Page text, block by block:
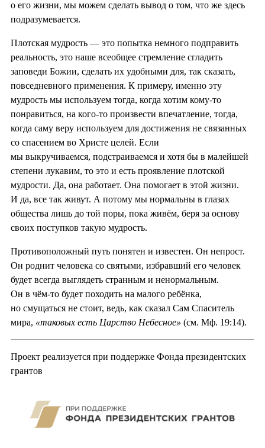
о его жизни, мы можем сделать вывод о том, что же здесь
подразумевается.
Плотская мудрость — это попытка немного подправить
реальность, это наше всеобщее стремление сгладить
заповеди Божии, сделать их удобными для, так сказать,
повседневного применения. К примеру, именно эту
мудрость мы используем тогда, когда хотим кому-то
понравиться, на кого-то произвести впечатление, тогда,
когда саму веру используем для достижения не связанных
со спасением во Христе целей. Если
мы выкручиваемся, подстраиваемся и хотя бы в малейшей
степени лукавим, то это и есть проявление плотской
мудрости. Да, она работает. Она помогает в этой жизни.
И да, все так живут. А потому мы нормальны в глазах
общества лишь до той поры, пока живём, беря за основу
своих поступков такую мудрость.
Противоположный путь понятен и известен. Он непрост.
Он роднит человека со святыми, избравший его человек
будет всегда выглядеть странным и ненормальным.
Он в чём-то будет походить на малого ребёнка,
но смущаться не стоит, ведь, как сказал Сам Спаситель
мира, «таковых есть Царство Небесное» (см. Мф. 19:14).
Проект реализуется при поддержке Фонда президентских
грантов